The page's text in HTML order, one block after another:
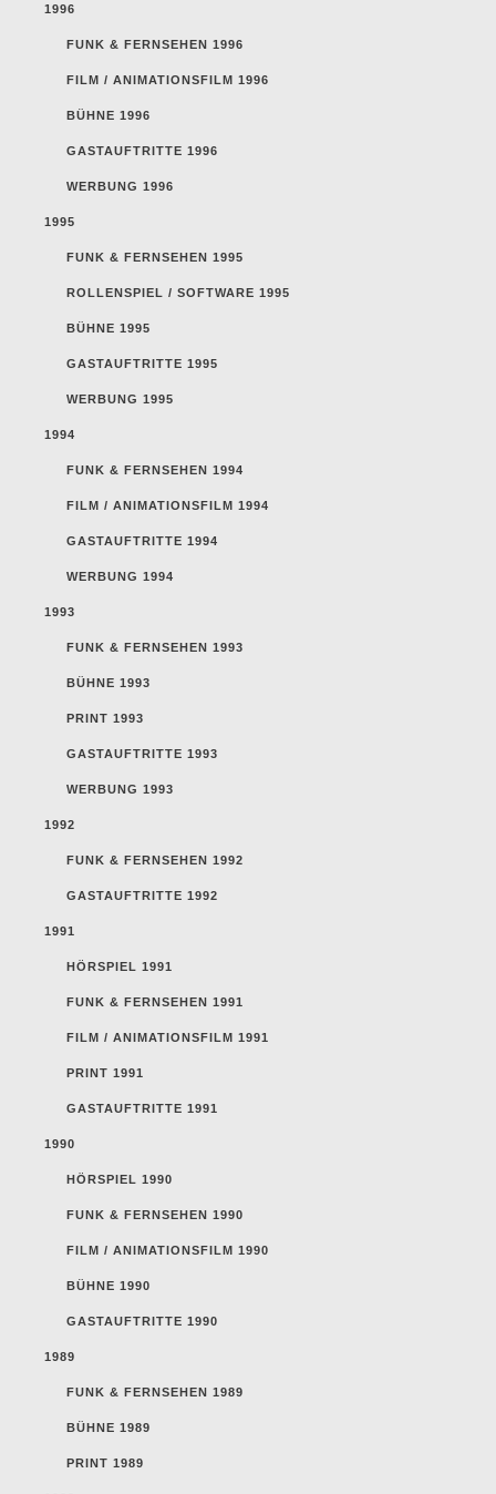
1996
FUNK & FERNSEHEN 1996
FILM / ANIMATIONSFILM 1996
BÜHNE 1996
GASTAUFTRITTE 1996
WERBUNG 1996
1995
FUNK & FERNSEHEN 1995
ROLLENSPIEL / SOFTWARE 1995
BÜHNE 1995
GASTAUFTRITTE 1995
WERBUNG 1995
1994
FUNK & FERNSEHEN 1994
FILM / ANIMATIONSFILM 1994
GASTAUFTRITTE 1994
WERBUNG 1994
1993
FUNK & FERNSEHEN 1993
BÜHNE 1993
PRINT 1993
GASTAUFTRITTE 1993
WERBUNG 1993
1992
FUNK & FERNSEHEN 1992
GASTAUFTRITTE 1992
1991
HÖRSPIEL 1991
FUNK & FERNSEHEN 1991
FILM / ANIMATIONSFILM 1991
PRINT 1991
GASTAUFTRITTE 1991
1990
HÖRSPIEL 1990
FUNK & FERNSEHEN 1990
FILM / ANIMATIONSFILM 1990
BÜHNE 1990
GASTAUFTRITTE 1990
1989
FUNK & FERNSEHEN 1989
BÜHNE 1989
PRINT 1989